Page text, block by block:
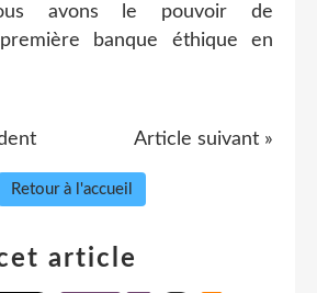
avons le pouvoir de
banque éthique en
Article suivant »
Retour à l'accueil
article